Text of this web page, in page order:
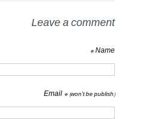
Leave a comment
Name *
Email * (won't be publish)